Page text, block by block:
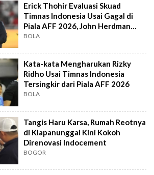
Erick Thohir Evaluasi Skuad
Timnas Indonesia Usai Gagal di
Piala AFF 2026, John Herdman
Out?
BOLA
Kata-kata Mengharukan Rizky
Ridho Usai Timnas Indonesia
Tersingkir dari Piala AFF 2026
BOLA
Tangis Haru Karsa, Rumah Reotnya
di Klapanunggal Kini Kokoh
Direnovasi Indocement
BOGOR